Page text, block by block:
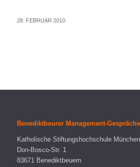
28. FEBRUAR 2010
Benediktbeurer Management-
Katholische Stiftungshochschule München
Don-Bosco-Str. 1
83671 Benediktbeuern